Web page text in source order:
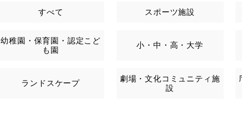
すべて スポーツ施設
幼稚園・保育園・認定こど
も園
小・中・高・大学
ランドスケープ
劇場・文化コミュニティ施
設